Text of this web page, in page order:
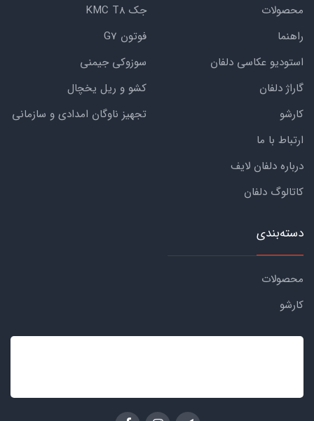
محصولات
راهنما
استودیو عکاسی دلفان
گاراژ دلفان
کارشو
ارتباط با ما
درباره دلفان لایف
کاتالوگ دلفان
جک KMC T8
فوتون G7
سوزوکی جیمنی
کشو و ریل یخچال
تجهیز ناوگان امدادی و سازمانی
دسته‌بندی
محصولات
کارشو